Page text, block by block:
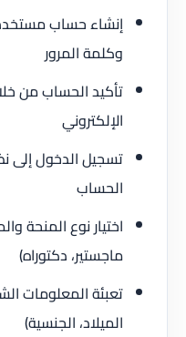
إنشاء حساب مستخدم
وكلمة المرور
تأكيد الحساب من
الإلكتروني
تسجيل الدخول إلى
الحساب
اختيار نوع المنحة
ماجستير، دكتوراه)
تعبئة المعلومات
الميلاد، الجنسية)